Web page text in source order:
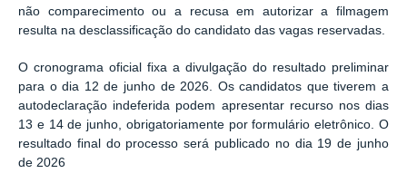
não comparecimento ou a recusa em autorizar a filmagem
resulta na desclassificação do candidato das vagas reservadas
O cronograma oficial fixa a divulgação do resultado preliminar
para o dia 12 de junho de 2026. Os candidatos que tiverem a
autodeclaração indeferida podem apresentar recurso nos dias
13 e 14 de junho, obrigatoriamente por formulário eletrônico.O
resultado final do processo será publicado no dia 19 de junho
de 2026